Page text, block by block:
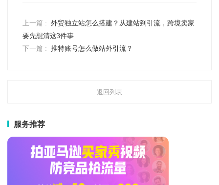
上一篇 : 外贸独立站怎么搭建？从建站到引流，跨境卖家
要先想清这3件事
下一篇 : 推特账号怎么做站外引流？
返回列表
服务推荐